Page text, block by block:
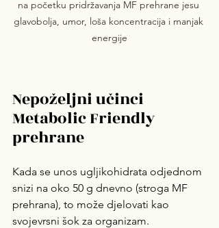
na početku pridržavanja MF prehrane jesu
glavobolja, umor, loša koncentracija i manjak
energije
Nepoželjni učinci
Metabolic Friendly
prehrane
Kada se unos ugljikohidrata odjednom
snizi na oko 50 g dnevno (stroga MF
prehrana), to može djelovati kao
svojevrsni šok za organizam.